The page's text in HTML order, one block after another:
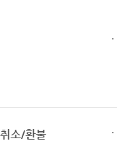
취소/환불